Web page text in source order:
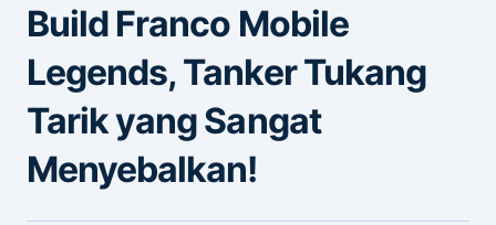
Build Franco Mobile
Legends, Tanker Tukang
Tarik yang Sangat
Menyebalkan!